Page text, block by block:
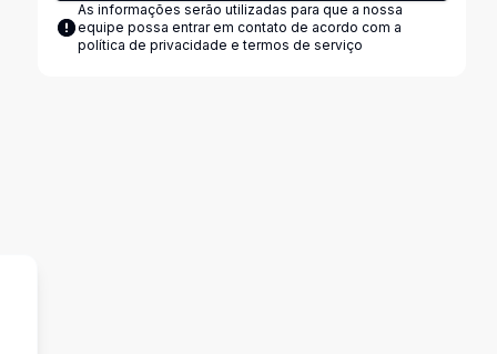
As informações serão utilizadas para que a nossa
equipe possa entrar em contato de acordo com a
política de privacidade e termos de serviço